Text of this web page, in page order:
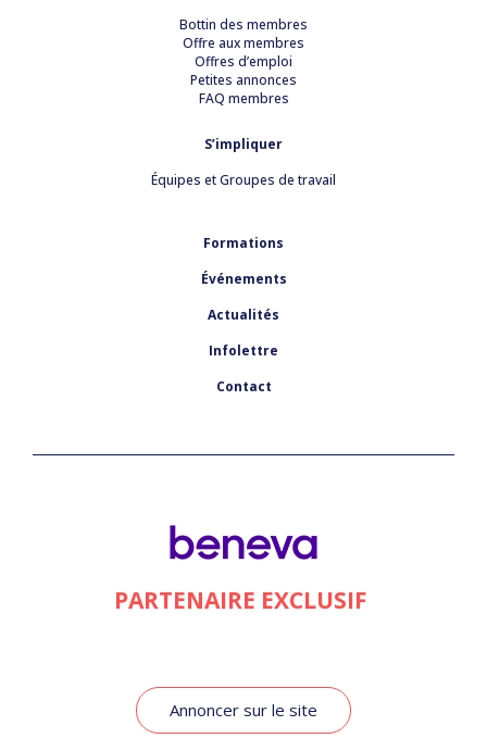
Bottin des membres
Offre aux membres
Offres d’emploi
Petites annonces
FAQ membres
S’impliquer
Équipes et Groupes de travail
Formations
Événements
Actualités
Infolettre
Contact
PARTENAIRE EXCLUSIF
Annoncer sur le site